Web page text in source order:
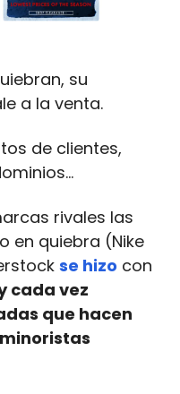
su
a la venta.
de clientes,
rivales las
en quiebra (Nike
se hizo con
cada vez
que hacen